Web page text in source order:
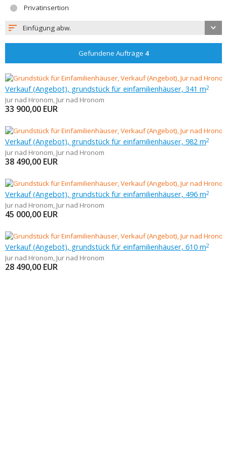
Privatinsertion
Einfügung abw.
Gefundene Aufträge 4
Verkauf (Angebot), grundstück für einfamilienhäuser, 341 m2
Jur nad Hronom, Jur nad Hronom
33 900,00 EUR
Verkauf (Angebot), grundstück für einfamilienhäuser, 982 m2
Jur nad Hronom, Jur nad Hronom
38 490,00 EUR
Verkauf (Angebot), grundstück für einfamilienhäuser, 496 m2
Jur nad Hronom, Jur nad Hronom
45 000,00 EUR
Verkauf (Angebot), grundstück für einfamilienhäuser, 610 m2
Jur nad Hronom, Jur nad Hronom
28 490,00 EUR